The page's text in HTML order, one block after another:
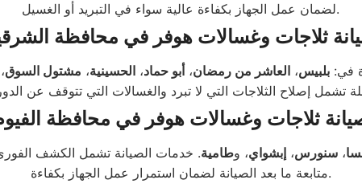
لضمان عمل الجهاز بكفاءة عالية سواء في التبريد أو الغسيل.
ثلاجات وغسالات هوفر في محافظة
في: بلبيس، العاشر من رمضان، أبو حماد، الحسينية، مشتول السوق
ثلاجات وغسالات هوفر في محافظة
، سنورس، إبشواي، وطامية. خدمات الصيانة تشمل الكشف الفوري
متابعة ما بعد الصيانة لضمان استمرار عمل الجهاز بكفاءة.